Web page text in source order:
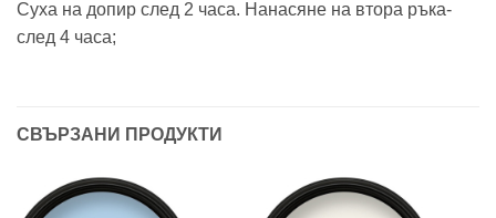
Суха на допир след 2 часа. Нанасяне на втора ръка-
след 4 часа;
СВЪРЗАНИ ПРОДУКТИ